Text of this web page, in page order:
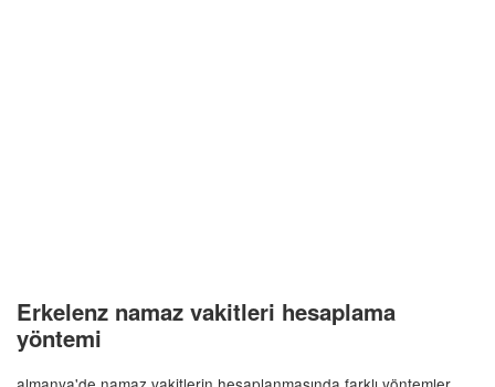
Erkelenz namaz vakitleri hesaplama
yöntemi